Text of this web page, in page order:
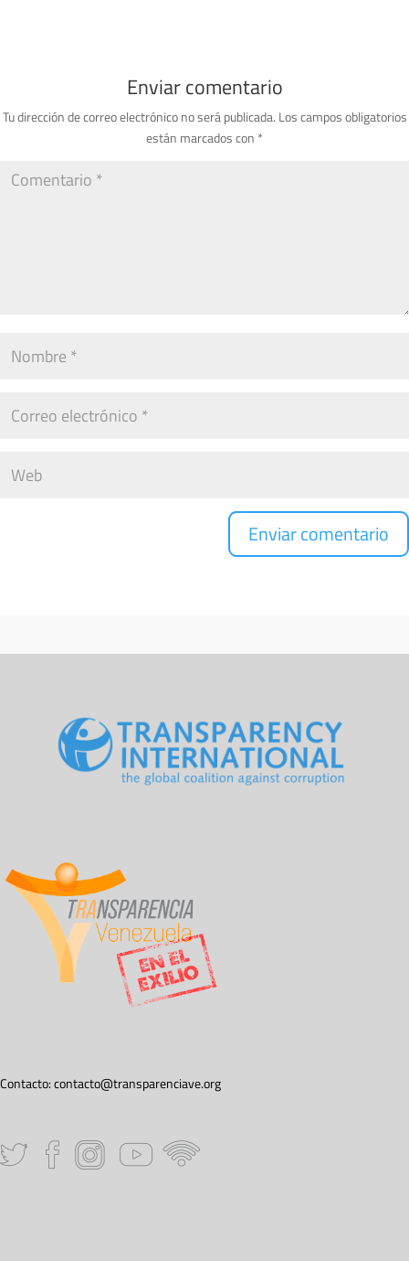
Enviar comentario
Tu dirección de correo electrónico no será publicada. Los campos obligatorios
están marcados con *
Contacto:contacto@transparenciave.org